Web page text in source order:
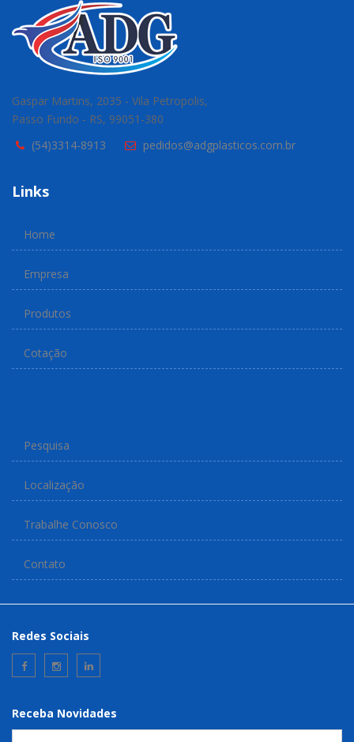
Gaspar Martins, 2035 - Vila Petropolis,
Passo Fundo - RS, 99051-380
(54)3314-8913
pedidos@adgplasticos.com.br
Links
Home
Empresa
Produtos
Cotação
Pesquisa
Localização
Trabalhe Conosco
Contato
Redes Sociais
Receba Novidades